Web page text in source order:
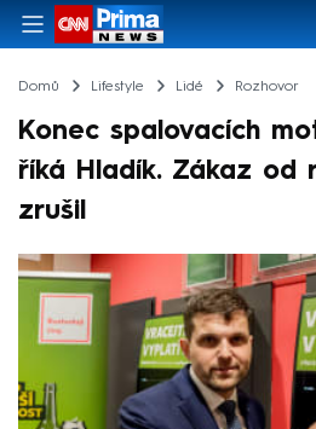
Domů Lifestyle Lidé Rozhovor
Konec spalovacích
říká Hladík. Zákaz od
zrušil